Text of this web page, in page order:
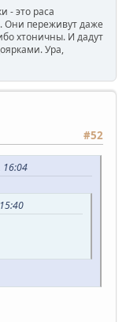
- это раса
Они переживут даже
хтоничны. И дадут
Ура,
#52